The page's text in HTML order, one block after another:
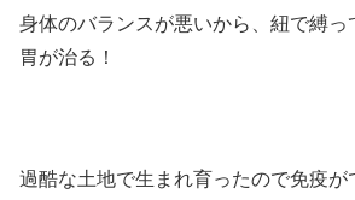
身体のバランスが悪いから、紐で縛っ
胃が治る！
過酷な土地で生まれ育ったので免疫が